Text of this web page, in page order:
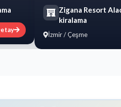
Zigana Resort
kiralama
İzmir / Çeşme